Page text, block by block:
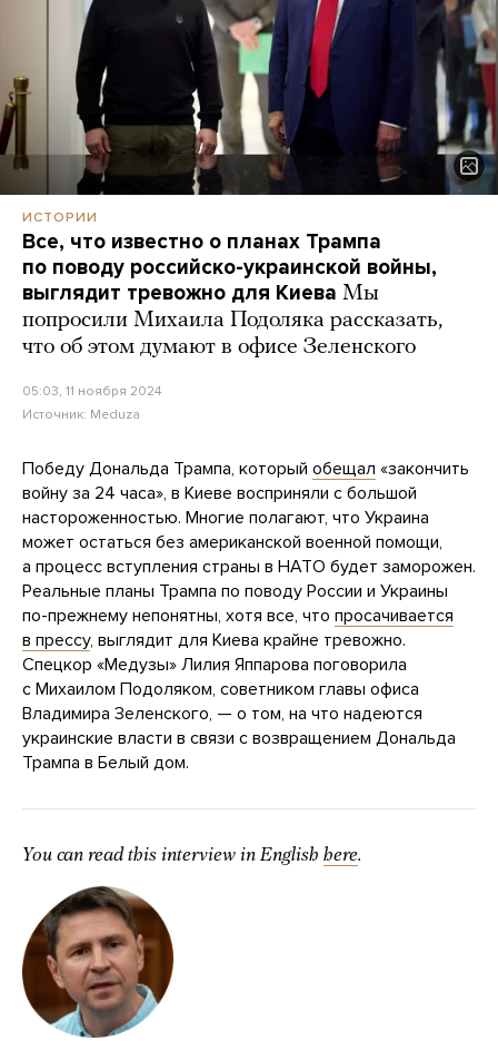
ИСТОРИИ
Все, что известно о планах Трампа
по поводу российско-украинской войны,
выглядит тревожно для Киева Мы
попросили Михаила Подоляка рассказать,
что об этом думают в офисе Зеленского
05:03, 11 ноября 2024
Источник: Meduza
Победу Дональда Трампа, который обещал «закончить
войну за 24 часа», в Киеве восприняли с большой
настороженностью. Многие полагают, что Украина
может остаться без американской военной помощи,
а процесс вступления страны в НАТО будет заморожен.
Реальные планы Трампа по поводу России и Украины
по-прежнему непонятны, хотя все, что просачивается
в прессу, выглядит для Киева крайне тревожно.
Спецкор «Медузы» Лилия Яппарова поговорила
с Михаилом Подоляком, советником главы офиса
Владимира Зеленского, — о том, на что надеются
украинские власти в связи с возвращением Дональда
Трампа в Белый дом.
You can read this interview in English here.